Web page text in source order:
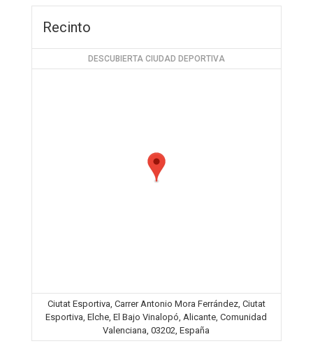
Recinto
DESCUBIERTA CIUDAD DEPORTIVA
Ciutat Esportiva, Carrer Antonio Mora Ferrández, Ciutat
Esportiva, Elche, El Bajo Vinalopó, Alicante, Comunidad
Valenciana, 03202, España